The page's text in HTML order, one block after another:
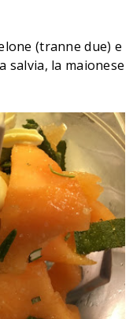
(tranne due) e
salvia, la maionese